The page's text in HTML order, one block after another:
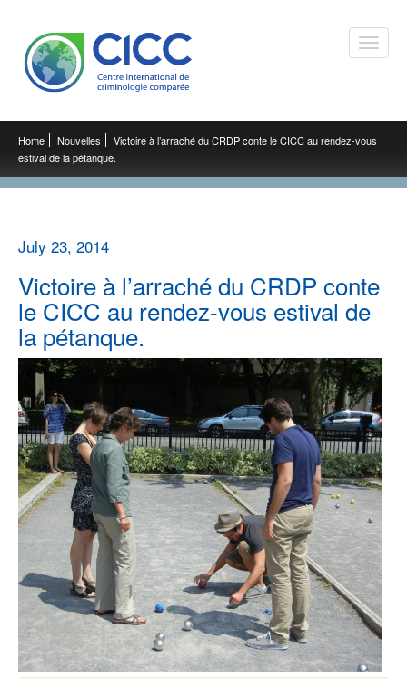
Toggle
Home Nouvelles
Victoire à l’arraché du CRDP conte le CICC au rendez-vous
estival de la pétanque.
July 23, 2014
Victoire à l’arraché du CRDP conte
le CICC au rendez-vous estival de
la pétanque.